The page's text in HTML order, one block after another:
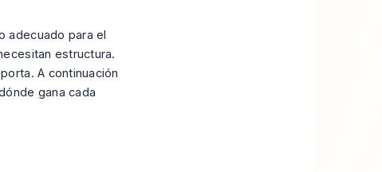
adecuado para el
estructura.
A continuación
gana cada